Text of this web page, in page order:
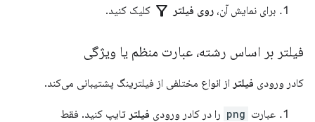
برای نمایش آن، روی فیلتر filter_alt کلیک کنید.
فیلتر بر اساس رشته، عبارت منظم یا ویژگی
کادر ورودی فیلتر از انواع مختلفی از فیلترینگ پشتیبانی می‌کند.
عبارت png را در کادر ورودی فیلتر تایپ کنید. فقط